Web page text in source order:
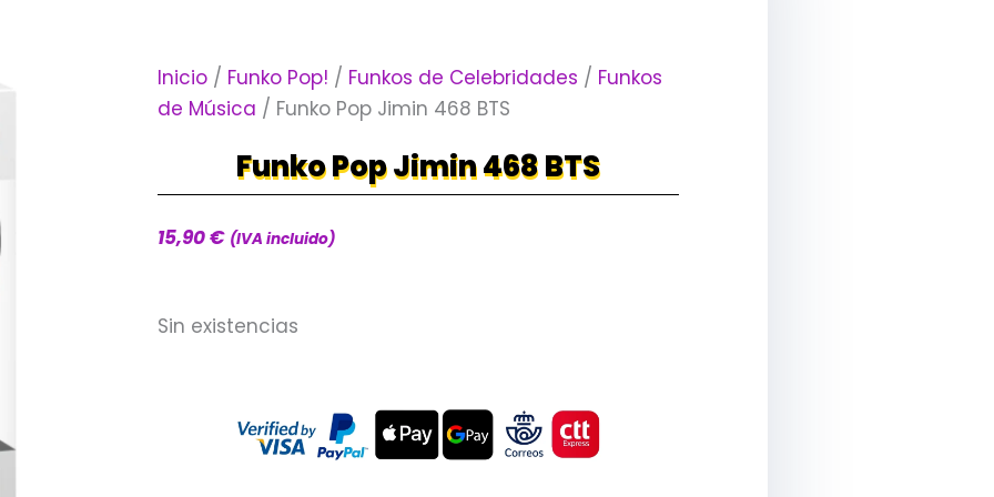
Inicio / Funko Pop! / Funkos de Celebridades / Funkos
de Música / Funko Pop Jimin 468 BTS
Funko Pop Jimin 468 BTS
15,90€ (IVA incluido)
Sin existencias